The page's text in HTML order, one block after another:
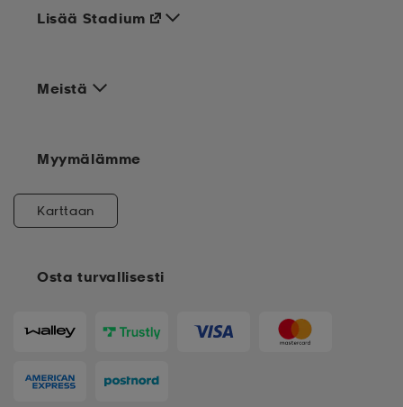
Meistä
Osta turvallisesti
Lisää Stadium
Myymälämme
Karttaan